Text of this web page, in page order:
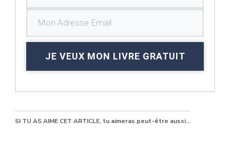
JE VEUX MON LIVRE GRATUIT
SI TU AS AIME CET ARTICLE, tu aimeras peut-être aussi...